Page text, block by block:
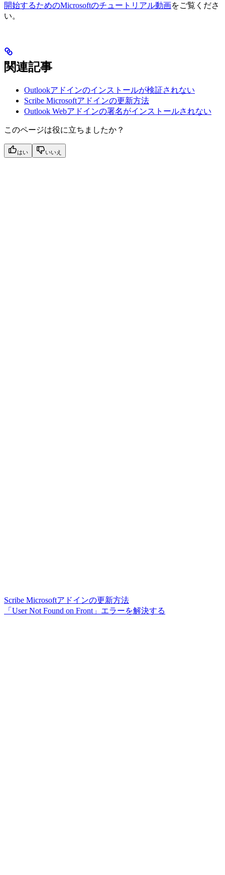
開始するためのMicrosoftのチュートリアル動画をご覧くださ
い。
関連記事
Outlookアドインのインストールが検証されない
Scribe Microsoftアドインの更新方法
Outlook Webアドインの署名がインストールされない
このページは役に立ちましたか？
はい いいえ
Scribe Microsoftアドインの更新方法
「User Not Found on Front」エラーを解決する